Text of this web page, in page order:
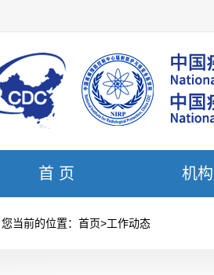
首 页 机
您当前的位置： 首页>工作动态